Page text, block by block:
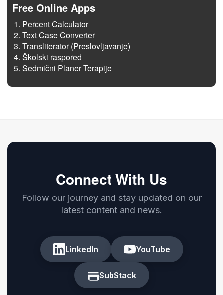
Free Online Apps
Percent Calculator
Text Case Converter
Transliterator (Preslovljavanje)
Školski raspored
Sedmični Planer Terapije
Connect With Us
Follow our journey and stay updated on our
latest content and news.
LinkedIn YouTube
SubStack